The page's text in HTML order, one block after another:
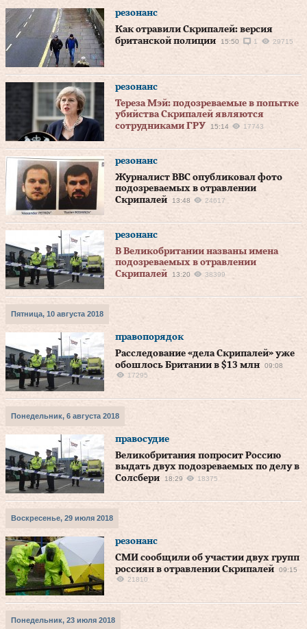
резонанс
Как отравили Скрипалей: версия
британской полиции
15:50 1 29715
резонанс
Тереза Мэй: подозреваемые в попытке
убийства Скрипалей являются
сотрудниками ГРУ
15:14 17743
резонанс
Журналист BBC опубликовал фото
подозреваемых в отравлении
Скрипалей
13:48 24617
резонанс
В Великобритании названы имена
подозреваемых в отравлении
Скрипалей
13:20 38399
Пятница, 10 августа 2018
правопорядок
Расследование «дела Скрипалей» уже
обошлось Британии в $13 млн
09:08
17295
Понедельник, 6 августа 2018
правосудие
Великобритания попросит Россию
выдать двух подозреваемых по делу в
Солсбери
18:29 18375
Воскресенье, 29 июля 2018
резонанс
СМИ сообщили об участии двух групп
россиян в отравлении Скрипалей
09:15
21810
Понедельник, 23 июля 2018